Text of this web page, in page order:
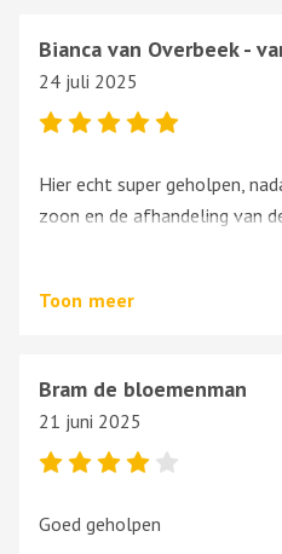
Bianca van Overbeek -
24 juli 2025
Hier echt super geholpen,
zoon en de afhandeling van
Toon meer
Bram de bloemenman
21 juni 2025
Goed geholpen